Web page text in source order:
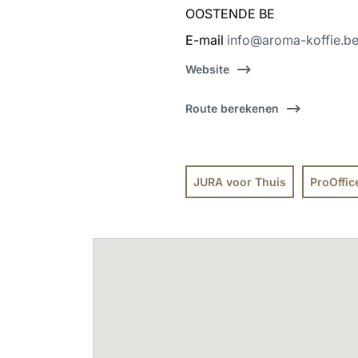
OOSTENDE BE
E-mail info@aroma-
Website
Route berekenen
JURA voor Thuis